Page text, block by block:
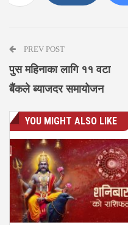
PREV POST
पुस महिनाका लागि ११ वटा
बैंकले ब्याजदर समायोजन
YOU MIGHT ALSO LIKE